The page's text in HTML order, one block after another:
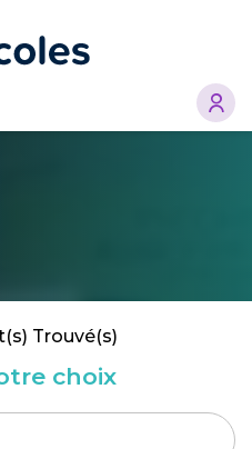
Trouvé(s)
choix